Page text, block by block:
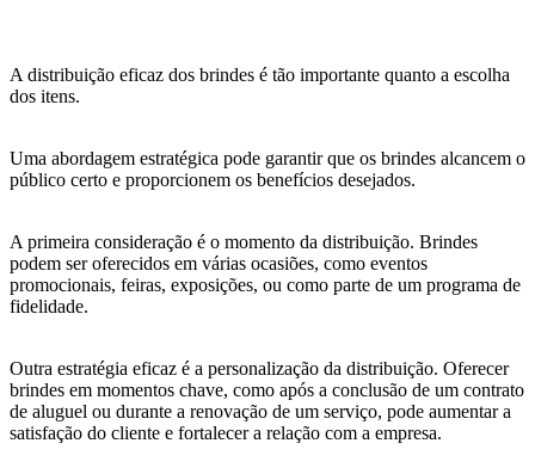
A distribuição eficaz dos brindes é tão importante quanto a escolha
dos itens.
Uma abordagem estratégica pode garantir que os brindes alcancem o
público certo e proporcionem os benefícios desejados.
A primeira consideração é o momento da distribuição. Brindes
podem ser oferecidos em várias ocasiões, como eventos
promocionais, feiras, exposições, ou como parte de um programa de
fidelidade.
Outra estratégia eficaz é a personalização da distribuição. Oferecer
brindes em momentos chave, como após a conclusão de um contrato
de aluguel ou durante a renovação de um serviço, pode aumentar a
satisfação do cliente e fortalecer a relação com a empresa.